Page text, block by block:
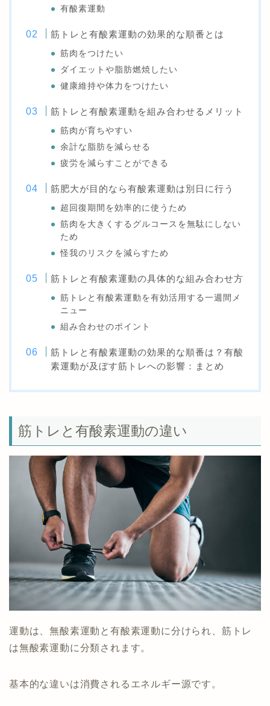
有酸素運動
筋トレと有酸素運動の効果的な順番とは
筋肉をつけたい
ダイエットや脂肪燃焼したい
健康維持や体力をつけたい
筋トレと有酸素運動を組み合わせるメリット
筋肉が育ちやすい
余計な脂肪を減らせる
疲労を減らすことができる
筋肥大が目的なら有酸素運動は別日に行う
超回復期間を効率的に使うため
筋肉を大きくするグルコースを無駄にしない
ため
怪我のリスクを減らすため
筋トレと有酸素運動の具体的な組み合わせ方
筋トレと有酸素運動を有効活用する一週間メ
ニュー
組み合わせのポイント
筋トレと有酸素運動の効果的な順番は？有酸
素運動が及ぼす筋トレへの影響：まとめ
筋トレと有酸素運動の違い
運動は、無酸素運動と有酸素運動に分けられ、筋トレ
は無酸素運動に分類されます。
基本的な違いは消費されるエネルギー源です。